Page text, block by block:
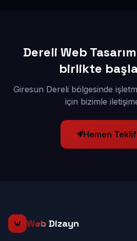
Dereli Web
birlikte
Giresun Dereli bölgesinde
için bizimle
Hemen
Web Dizayn